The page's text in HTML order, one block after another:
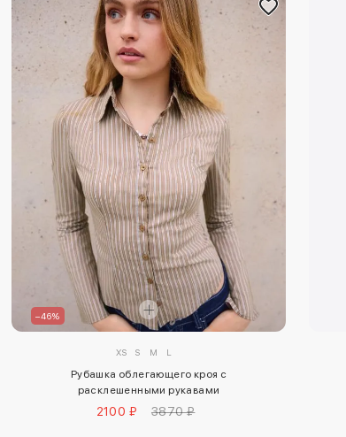
–46%
XS S M L
Рубашка облегающего кроя с
расклешенными рукавами
2100 ₽ 3870 ₽